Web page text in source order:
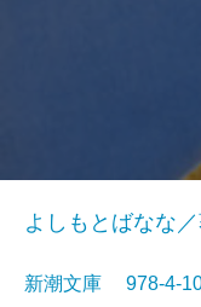
よしもとばなな
新潮文庫 978-4-